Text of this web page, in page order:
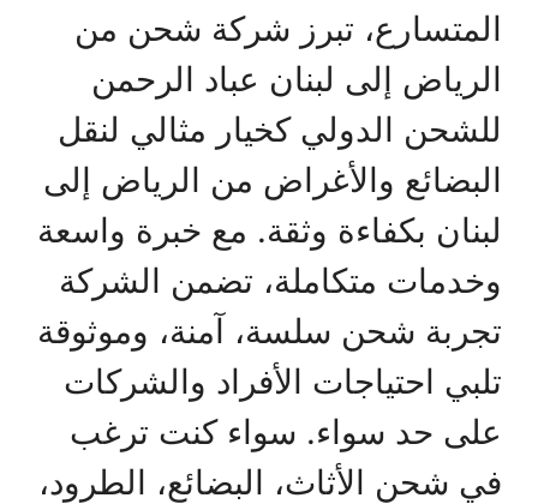
المتسارع، تبرز شركة شحن من
الرياض إلى لبنان عباد الرحمن
للشحن الدولي كخيار مثالي لنقل
البضائع والأغراض من الرياض إلى
لبنان بكفاءة وثقة. مع خبرة واسعة
وخدمات متكاملة، تضمن الشركة
تجربة شحن سلسة، آمنة، وموثوقة
تلبي احتياجات الأفراد والشركات
على حد سواء. سواء كنت ترغب
في شحن الأثاث، البضائع، الطرود،